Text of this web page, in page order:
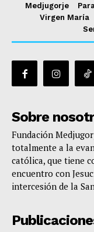
Medjugorje
Virgen María
Sobre
Fundación
totalmente a la
católica, que tiene
encuentro con
intercesión de la